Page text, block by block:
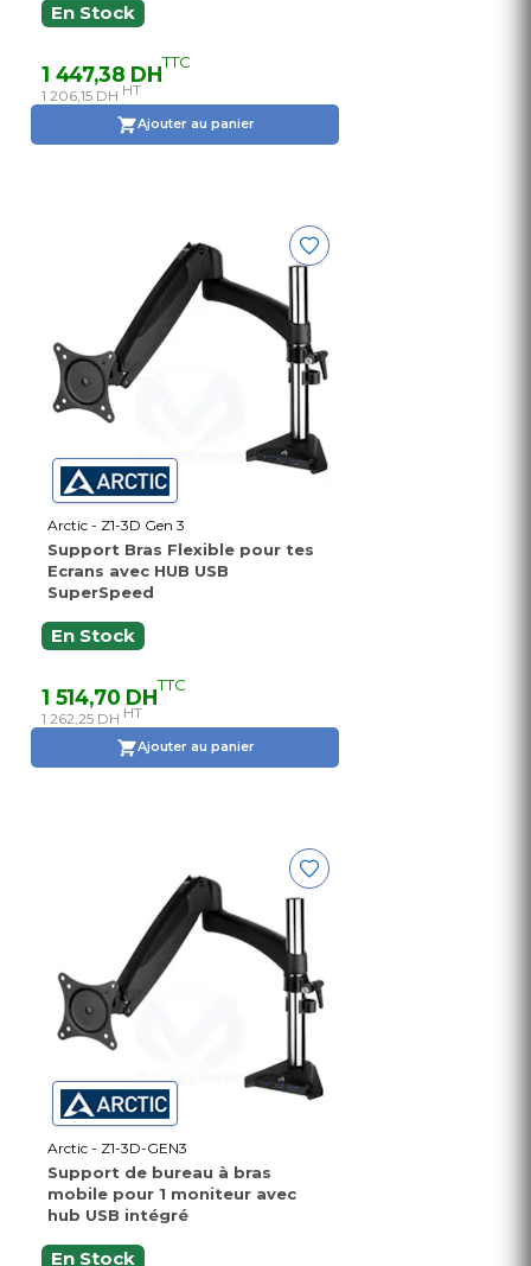
En Stock
1 447,38 DHTTC
1 206,15 DH HT
Ajouter au panier
Arctic - Z1-3D Gen 3
Support Bras Flexible pour tes
Ecrans avec HUB USB
SuperSpeed
En Stock
1 514,70 DHTTC
1 262,25 DH HT
Ajouter au panier
Arctic - Z1-3D-GEN3
Support de bureau à bras
mobile pour 1 moniteur avec
hub USB intégré
En Stock